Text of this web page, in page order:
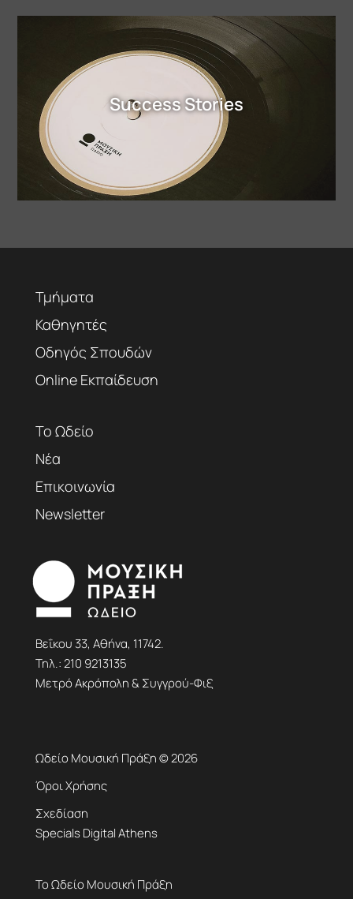
Success Stories
Τμήματα
Καθηγητές
Οδηγός Σπουδών
Online Εκπαίδευση
Το Ωδείο
Νέα
Επικοινωνία
Newsletter
Βεΐκου 33, Αθήνα, 11742.
Τηλ.:210 9213135
Μετρό Ακρόπολη & Συγγρού-Φιξ
Ωδείο Μουσική Πράξη © 2026
Όροι Χρήσης
Σχεδίαση
Specials Digital Athens
Το Ωδείο Μουσική Πράξη